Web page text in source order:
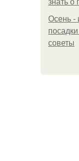
знать о
Осень -
советы